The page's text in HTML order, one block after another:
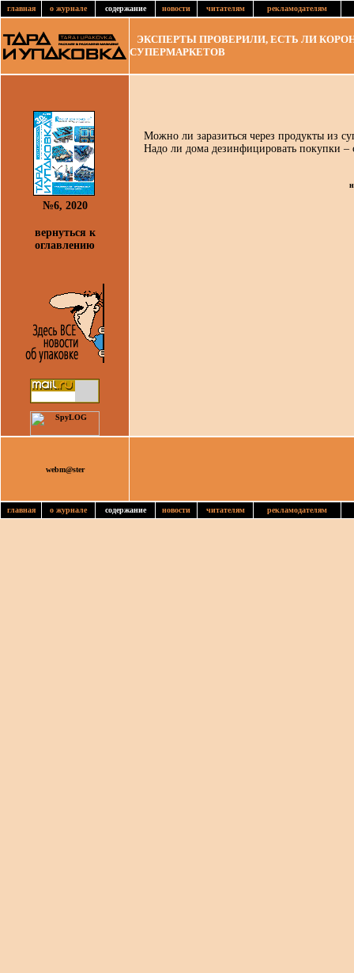
главная о журнале содержание новости читателям рекламодателям
ЭКСПЕРТЫ ПРОВЕРИЛИ, ЕСТЬ ЛИ
СУПЕРМАРКЕТОВ
№6, 2020
вернуться к
оглавлению
Можно ли заразиться через продукты из
Надо ли дома дезинфицировать покупки –
webm@ster
главная о журнале содержание новости читателям рекламодателям